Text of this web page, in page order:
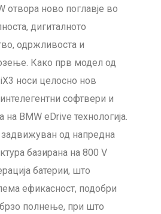
отвора ново поглавје во
дигиталното
одржливоста и
Како прв модел од
носи целосно нов
софтвери и
на BMW eDrive технологија.
од напредна
базирана на 800 V
батерии, што
ефикасност, подобри
полнење, при што